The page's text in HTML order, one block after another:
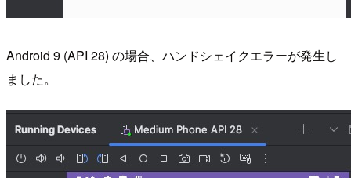
Android 9 (API 28) の場合、ハンドシェイクエラーが発生し
ました。